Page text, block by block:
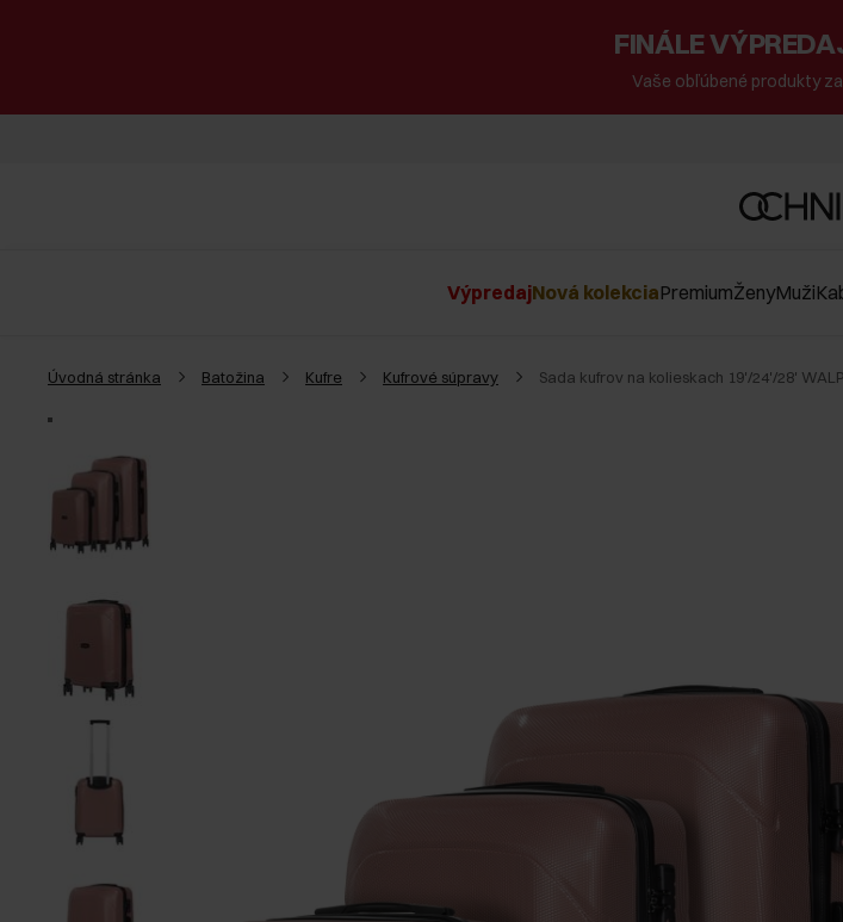
FINÁLE
Vaše obľúbené produkty
VýpredajNová kolekciaPremiumŽenyMuži
Úvodná stránka Batožina Kufre Kufrové súpravy Sada kufrov na kolieskach 19'/24'/28'